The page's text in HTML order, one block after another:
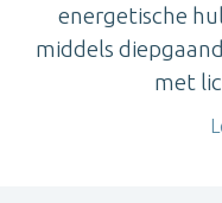
energetische
middels
met